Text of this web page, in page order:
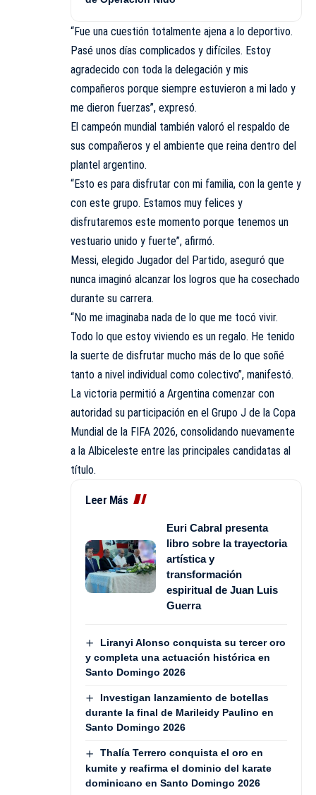
“Fue una cuestión totalmente ajena a lo deportivo.
Pasé unos días complicados y difíciles. Estoy
agradecido con toda la delegación y mis
compañeros porque siempre estuvieron a mi lado y
me dieron fuerzas”, expresó.
El campeón mundial también valoró el respaldo de
sus compañeros y el ambiente que reina dentro del
plantel argentino.
“Esto es para disfrutar con mi familia, con la gente y
con este grupo. Estamos muy felices y
disfrutaremos este momento porque tenemos un
vestuario unido y fuerte”, afirmó.
Messi, elegido Jugador del Partido, aseguró que
nunca imaginó alcanzar los logros que ha cosechado
durante su carrera.
“No me imaginaba nada de lo que me tocó vivir.
Todo lo que estoy viviendo es un regalo. He tenido
la suerte de disfrutar mucho más de lo que soñé
tanto a nivel individual como colectivo”, manifestó.
La victoria permitió a Argentina comenzar con
autoridad su participación en el Grupo J de la Copa
Mundial de la FIFA 2026, consolidando nuevamente
a la Albiceleste entre las principales candidatas al
título.
Leer Más
Euri Cabral presenta
libro sobre la trayectoria
artística y
transformación
espiritual de Juan Luis
Guerra
Liranyi Alonso conquista su tercer oro
y completa una actuación histórica en
Santo Domingo 2026
Investigan lanzamiento de botellas
durante la final de Marileidy Paulino en
Santo Domingo 2026
Thalía Terrero conquista el oro en
kumite y reafirma el dominio del karate
dominicano en Santo Domingo 2026